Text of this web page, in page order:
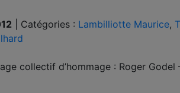
Catégories : Lambilliotte Maurice,
collectif d’hommage : Roger Godel